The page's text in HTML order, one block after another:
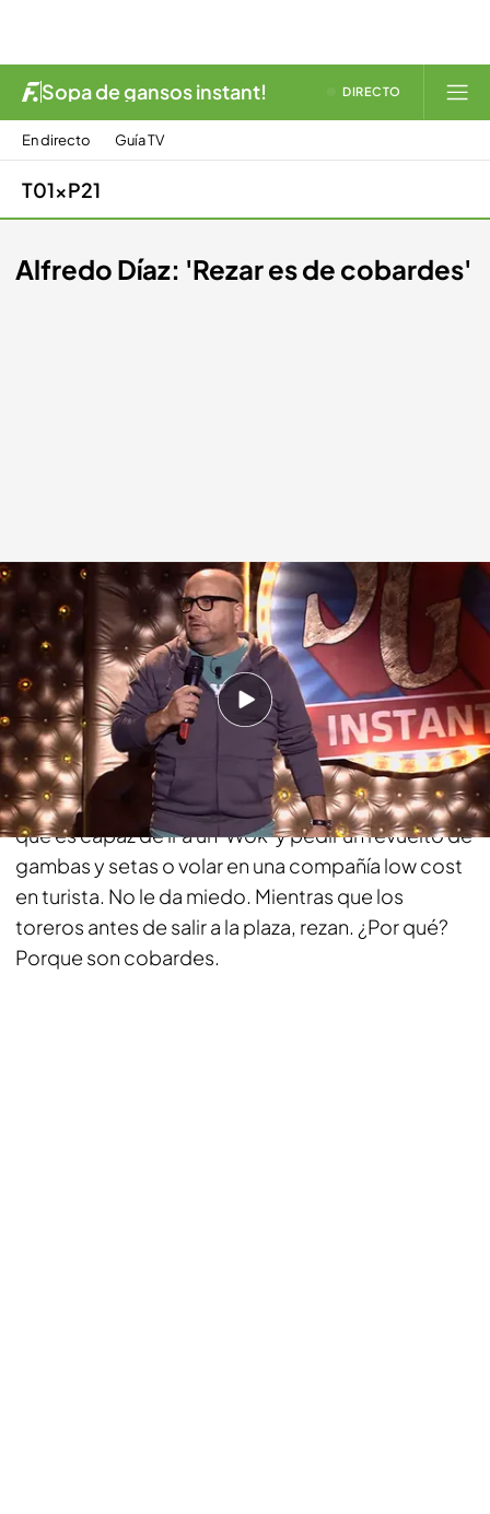
Sopa de gansos instant! DIRECTO
En directo Guía TV
T01xP21
Alfredo Díaz: 'Rezar es de cobardes'
telecinco.es
04 AGO 2015 - 23:55h.
Compartir
El humorista asegra que "rezar es de cobardes",
por eso él no lo hace porque es un tío valiente. Y es
que es capaz de ir a un 'Wok' y pedir un revuelto de
gambas y setas o volar en una compañía low cost
en turista. No le da miedo. Mientras que los
toreros antes de salir a la plaza, rezan. ¿Por qué?
Porque son cobardes.